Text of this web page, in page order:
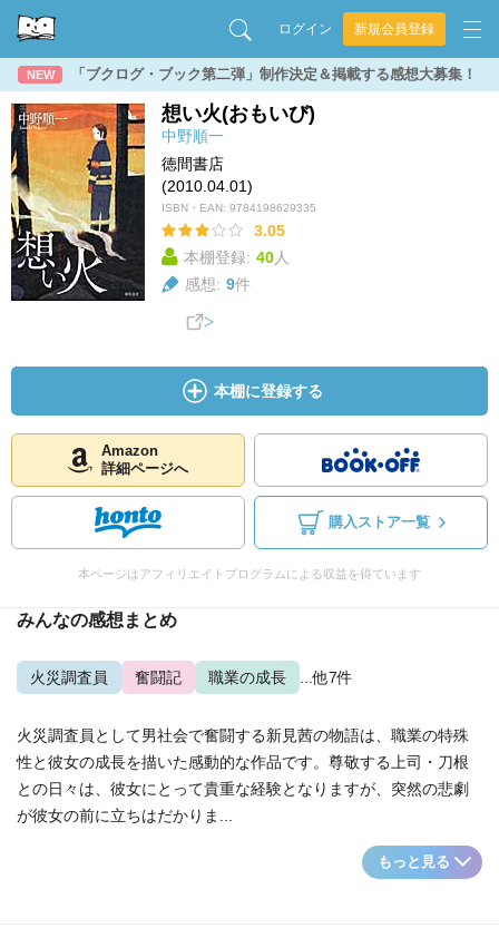
ログイン 新規会員登録
NEW 「ブクログ・ブック第二弾」制作決定＆掲載する感想大募集！
想い火(おもいび)
中野順一
徳間書店
(2010.04.01)
ISBN・EAN: 9784198629335
3.05
本棚登録: 40人
感想: 9件
本棚に登録する
Amazon
詳細ページへ
購入ストア一覧
本ページはアフィリエイトプログラムによる収益を得ています
みんなの感想まとめ
火災調査員 奮闘記 職業の成長 ...他7件
火災調査員として男社会で奮闘する新見茜の物語は、職業の特殊
性と彼女の成長を描いた感動的な作品です。尊敬する上司・刀根
との日々は、彼女にとって貴重な経験となりますが、突然の悲劇
が彼女の前に立ちはだかりま...
もっと見る